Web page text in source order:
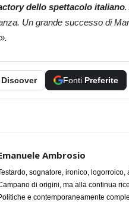
dello spettacolo italiano.
Un grande successo di
Discover Fonti Preferite
Ambrosio
sognatore, ironico,
di origini, ma alla continua
e contemporaneamente